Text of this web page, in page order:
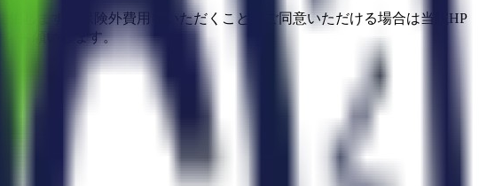
します。保険外費用をいただくことにご同意いただける場合は当院HP
お願いします。